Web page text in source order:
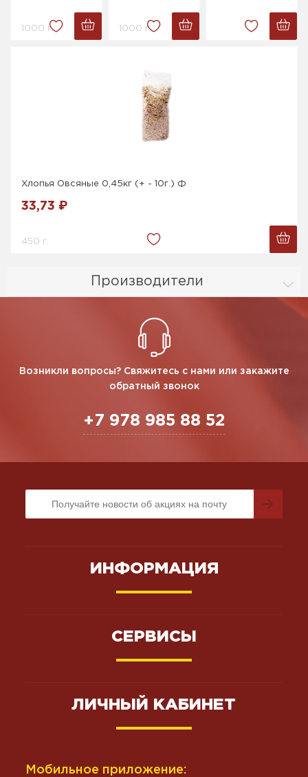
Производители
1000 г. 1000 г.
Хлопья Овсяные 0,45кг (+ - 10г.) Ф
33,73 ₽
450 г.
Возникли вопросы? Свяжитесь с нами или закажите
обратный звонок
+7 978 985 88 52
ИНФОРМАЦИЯ
СЕРВИСЫ
ЛИЧНЫЙ КАБИНЕТ
Мобильное приложение: